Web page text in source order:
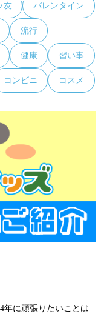
友 バレンタイン
流行
健康 習い事
コンビニ コスメ
年に頑張りたいことは